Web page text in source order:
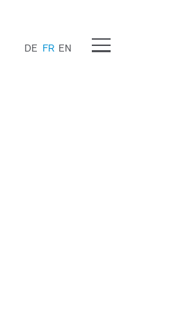
DE EN
FR Menu